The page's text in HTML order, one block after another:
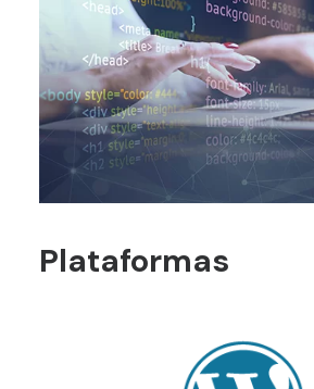
Plataformas